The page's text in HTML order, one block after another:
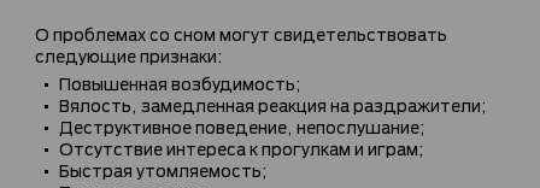
О проблемах со сном могут свидетельствовать
следующие признаки:
Повышенная возбудимость;
Вялость, замедленная реакция на раздражители;
Деструктивное поведение, непослушание;
Отсутствие интереса к прогулкам и играм;
Быстрая утомляемость;